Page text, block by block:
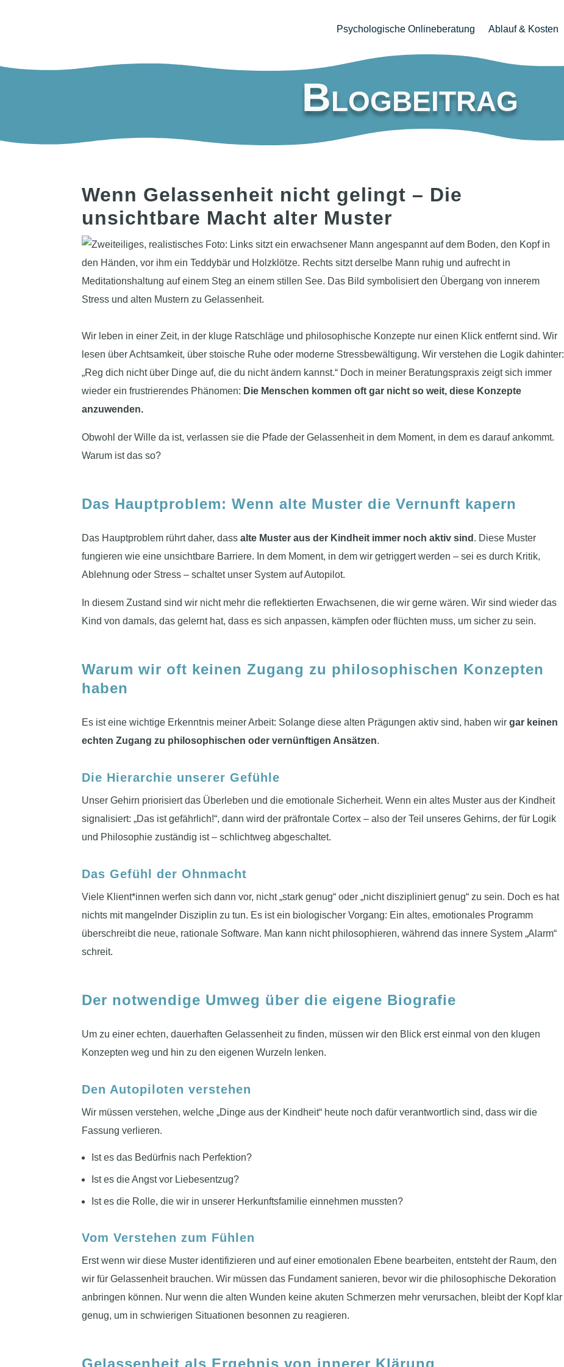
Psychologische Onlineberatung Ablauf & Kosten
Blogbeitrag
Wenn Gelassenheit nicht gelingt – Die
unsichtbare Macht alter Muster
Wir leben in einer Zeit, in der kluge Ratschläge und philosophische Konzepte nur einen Klick entfernt sind. Wir
lesen über Achtsamkeit, über stoische Ruhe oder moderne Stressbewältigung. Wir verstehen die Logik dahinter:
„Reg dich nicht über Dinge auf, die du nicht ändern kannst.“ Doch in meiner Beratungspraxis zeigt sich immer
wieder ein frustrierendes Phänomen: Die Menschen kommen oft gar nicht so weit, diese Konzepte
anzuwenden.
Obwohl der Wille da ist, verlassen sie die Pfade der Gelassenheit in dem Moment, in dem es darauf ankommt.
Warum ist das so?
Das Hauptproblem: Wenn alte Muster die Vernunft kapern
Das Hauptproblem rührt daher, dassalte Muster aus der Kindheit immer noch aktiv sind . Diese Muster
fungieren wie eine unsichtbare Barriere. In dem Moment, in dem wir getriggert werden – sei es durch Kritik,
Ablehnung oder Stress – schaltet unser System auf Autopilot.
In diesem Zustand sind wir nicht mehr die reflektierten Erwachsenen, die wir gerne wären. Wir sind wieder das
Kind von damals, das gelernt hat, dass es sich anpassen, kämpfen oder flüchten muss, um sicher zu sein.
Warum wir oft keinen Zugang zu philosophischen Konzepten
haben
Es ist eine wichtige Erkenntnis meiner Arbeit: Solange diese alten Prägungen aktiv sind, haben wirgar keinen
echten Zugang zu philosophischen oder vernünftigen Ansätzen.
Die Hierarchie unserer Gefühle
Unser Gehirn priorisiert das Überleben und die emotionale Sicherheit. Wenn ein altes Muster aus der Kindheit
signalisiert: „Das ist gefährlich!“, dann wird der präfrontale Cortex – also der Teil unseres Gehirns, der für Logik
und Philosophie zuständig ist – schlichtweg abgeschaltet.
Das Gefühl der Ohnmacht
Viele Klient*innen werfen sich dann vor, nicht „stark genug“ oder „nicht diszipliniert genug“ zu sein. Doch es hat
nichts mit mangelnder Disziplin zu tun. Es ist ein biologischer Vorgang: Ein altes, emotionales Programm
überschreibt die neue, rationale Software. Man kann nicht philosophieren, während das innere System „Alarm“
schreit.
Der notwendige Umweg über die eigene Biografie
Um zu einer echten, dauerhaften Gelassenheit zu finden, müssen wir den Blick erst einmal von den klugen
Konzepten weg und hin zu den eigenen Wurzeln lenken.
Den Autopiloten verstehen
Wir müssen verstehen, welche „Dinge aus der Kindheit“ heute noch dafür verantwortlich sind, dass wir die
Fassung verlieren.
Ist es das Bedürfnis nach Perfektion?
Ist es die Angst vor Liebesentzug?
Ist es die Rolle, die wir in unserer Herkunftsfamilie einnehmen mussten?
Vom Verstehen zum Fühlen
Erst wenn wir diese Muster identifizieren und auf einer emotionalen Ebene bearbeiten, entsteht der Raum, den
wir für Gelassenheit brauchen. Wir müssen das Fundament sanieren, bevor wir die philosophische Dekoration
anbringen können. Nur wenn die alten Wunden keine akuten Schmerzen mehr verursachen, bleibt der Kopf klar
genug, um in schwierigen Situationen besonnen zu reagieren.
Gelassenheit als Ergebnis von innerer Klärung